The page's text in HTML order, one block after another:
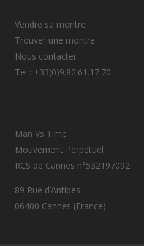
Vendre sa montre
Trouver une montre
Nous contacter
Tel : +33(0)9.82.61.17.70
Man Vs Time
Mouvement Perpetuel
RCS de Cannes n°532197092
89 Rue d’Antibes
06400 Cannes (France)